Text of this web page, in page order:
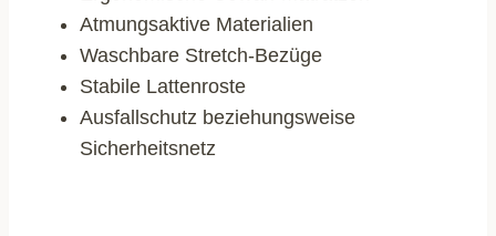
Atmungsaktive Materialien
Waschbare Stretch-Bezüge
Stabile Lattenroste
Ausfallschutz beziehungsweise
Sicherheitsnetz